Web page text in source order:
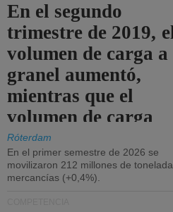
En el segundo
trimestre de 2019,
volumen de carga a
granel aumentó,
mientras que el
volumen de carga
general disminuyó.
Róterdam
En el primer semestre de 2026 se
movilizaron 212 millones de
mercancías (+0,4%).